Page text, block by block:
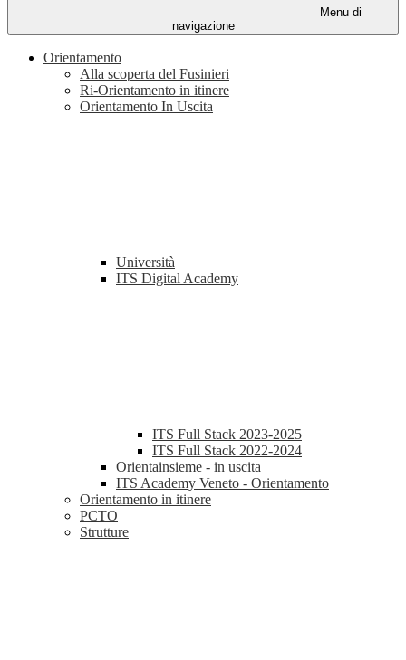
Menu di
navigazione
Orientamento
Alla scoperta del Fusinieri
Ri-Orientamento in itinere
Orientamento In Uscita
Università
ITS Digital Academy
ITS Full Stack 2023-2025
ITS Full Stack 2022-2024
Orientainsieme - in uscita
ITS Academy Veneto - Orientamento
Orientamento in itinere
PCTO
Strutture